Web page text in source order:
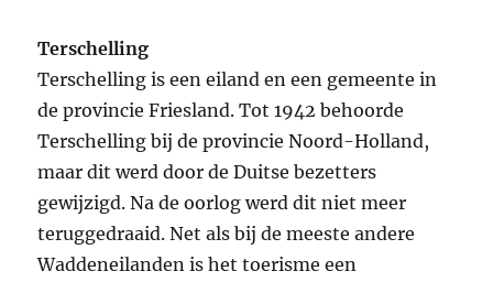
Terschelling
Terschelling is een eiland en een gemeente in
de provincie Friesland. Tot 1942 behoorde
Terschelling bij de provincie Noord-Holland,
maar dit werd door de Duitse bezetters
gewijzigd. Na de oorlog werd dit niet meer
teruggedraaid. Net als bij de meeste andere
Waddeneilanden is het toerisme een